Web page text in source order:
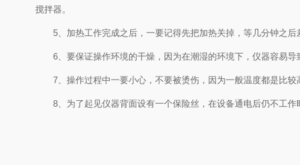
搅拌器。
5、加热工作完成之后，一要记得先把加热关掉，等几分钟之后
6、要保证操作环境的干燥，因为在潮湿的环境下，仪器容易导
7、操作过程中一要小心，不要被烫伤，因为一般温度都是比较
8、为了起见仪器背面设有一个保险丝，在设备通电后仍不工作